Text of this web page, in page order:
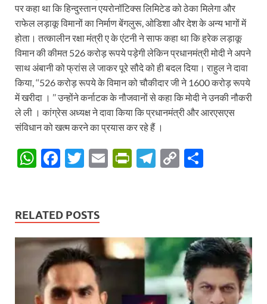
पर कहा था कि हिन्दुस्तान एयरोनॉटिक्स लिमिटेड को ठेका मिलेगा और
राफेल लड़ाकू विमानों का निर्माण बेंगलुरू, ओडिशा और देश के अन्य भागों में
होता। तत्कालीन रक्षा मंत्री ए के एंटनी ने साफ कहा था कि हरेक लड़ाकू
विमान की कीमत 526 करोड़ रूपये पड़ेगी लेकिन प्रधानमंत्री मोदी ने अपने
साथ अंबानी को फ्रांस ले जाकर पूरे सौदे को ही बदल दिया। राहुल ने दावा
किया, ‘‘526 करोड़ रूपये के विमान को चौकीदार जी ने 1600 करोड़ रूपये
में खरीदा । ’’ उन्होंने कर्नाटक के नौजवानों से कहा कि मोदी ने उनकी नौकरी
ले ली । कांग्रेस अध्यक्ष ने दावा किया कि प्रधानमंत्री और आरएसएस
संविधान को खत्म करने का प्रयास कर रहे हैं ।
W
s
A
p
p
F
b
o
o
k
T
er
E
P
ie
n
dl
y
T
a
m
C
Li
n
k
RELATED POSTS